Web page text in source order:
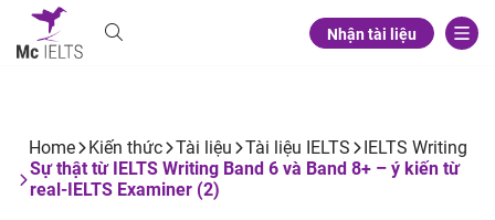
Nhận tài liệu
Home Kiến thức Tài liệu Tài liệu IELTS
IELTS Writing
Sự thật từ IELTS Writing Band 6 và Band 8+ – ý kiến từ
real-IELTS Examiner (2)